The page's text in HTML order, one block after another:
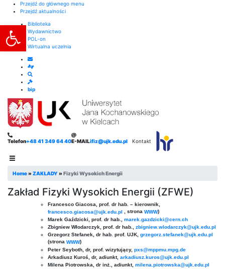
Otwórz pasek narzędzi
Przejdź do głównego menu
Przejdź aktualności
Biblioteka
Wydawnictwo
POL-on
Wirtualna uczelnia
bip
Telefon+48 41 349 64 40E-MAILifiz@ujk.edu.pl Kontakt
Home»ZAKŁADY»Fizyki Wysokich Energii
Zakład Fizyki Wysokich Energii (ZFWE)
Francesco Giacosa, prof. dr hab. – kierownik,
francesco.giacosa@ujk.edu.pl , strona WWW)
Marek Gaździcki, prof. dr hab., marek.gazdzicki@cern.ch
Zbigniew Włodarczyk, prof. dr hab., zbigniew.wlodarczyk@ujk.edu.pl
Grzegorz Stefanek, dr hab. prof. UJK, grzegorz.stefanek@ujk.edu.pl
(strona WWW)
Peter Seyboth, dr, prof. wizytujący, pxs@mppmu.mpg.de
Arkadiusz Kuroś, dr, adiunkt, arkadiusz.kuros@ujk.edu.pl
Milena Piotrowska, dr inż., adiunkt, milena.piotrowska@ujk.edu.pl